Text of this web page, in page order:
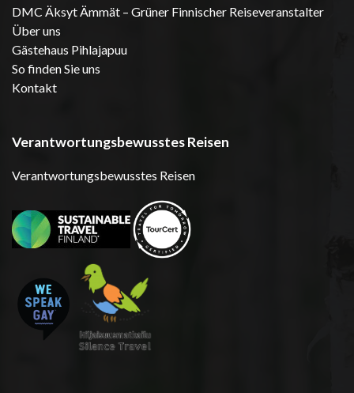
DMC Äksyt Ämmät – Grüner Finnischer Reiseveranstalter
Über uns
Gästehaus Pihlajapuu
So finden Sie uns
Kontakt
Verantwortungsbewusstes Reisen
Verantwortungsbewusstes Reisen